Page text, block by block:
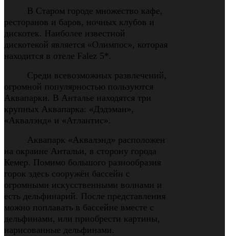
В Старом городе множество кафе,
ресторанов и баров, ночных клубов и
дискотек. Наиболее известной
дискотекой является «Олимпос», которая
находится в отеле Falez 5*.
Среди всевозможных развлечений,
огромной популярностью пользуются
Аквапарки. В Анталье находятся три
крупных Аквапарка: «Дэдэман»,
«Аквалэнд» и «Атлантис».
Аквапарк «Аквалэнд» расположен
на окраине Антальи, в сторону города
Кемер. Помимо большого разнообразия
горок здесь сооружён бассейн с
огромными искусственными волнами и
есть дельфинарий. После представления
можно поплавать в бассейне вместе с
дельфинами, или приобрести картины,
нарисованные дельфинами.